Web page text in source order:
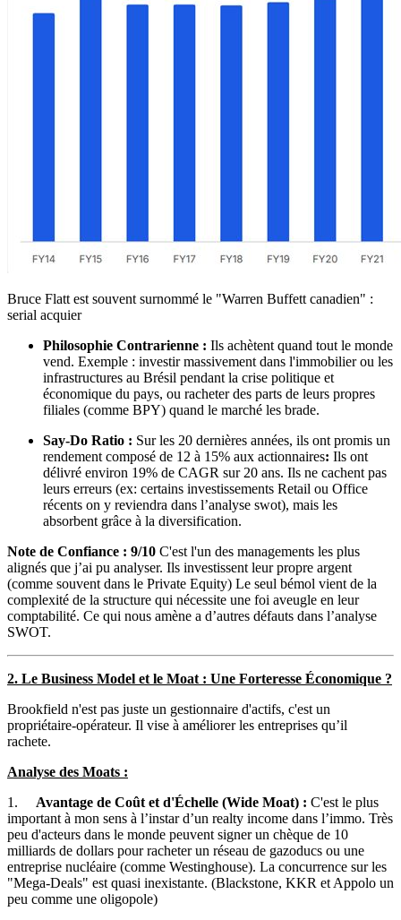
Bruce Flatt est souvent surnommé le "Warren Buffett canadien" :
serial acquier
Philosophie Contrarienne : Ils achètent quand tout le monde
vend. Exemple : investir massivement dans l'immobilier ou les
infrastructures au Brésil pendant la crise politique et
économique du pays, ou racheter des parts de leurs propres
filiales (comme BPY) quand le marché les brade.
Say-Do Ratio : Sur les 20 dernières années, ils ont promis un
rendement composé de 12 à 15% aux actionnaires: Ils ont
délivré environ 19% de CAGR sur 20 ans. Ils ne cachent pas
leurs erreurs (ex: certains investissements Retail ou Office
récents on y reviendra dans l’analyse swot), mais les
absorbent grâce à la diversification.
Note de Confiance : 9/10 C'est l'un des managements les plus
alignés que j’ai pu analyser. Ils investissent leur propre argent
(comme souvent dans le Private Equity) Le seul bémol vient de la
complexité de la structure qui nécessite une foi aveugle en leur
comptabilité. Ce qui nous amène a d’autres défauts dans l’analyse
SWOT.
2. Le Business Model et le Moat : Une Forteresse Économique ?
Brookfield n'est pas juste un gestionnaire d'actifs, c'est un
propriétaire-opérateur. Il vise à améliorer les entreprises qu’il
rachete.
Analyse des Moats :
1.
Avantage de Coût et d'Échelle (Wide Moat) : C'est le plus
important à mon sens à l’instar d’un realty income dans l’immo. Très
peu d'acteurs dans le monde peuvent signer un chèque de 10
milliards de dollars pour racheter un réseau de gazoducs ou une
entreprise nucléaire (comme Westinghouse). La concurrence sur les
"Mega-Deals" est quasi inexistante. (Blackstone, KKR et Appolo un
peu comme une oligopole)